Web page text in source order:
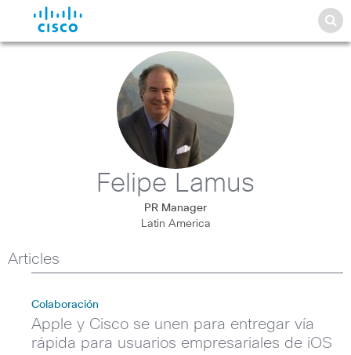
Felipe Lamus
PR Manager
Latin America
Articles
Colaboración
Apple y Cisco se unen para entregar vía
rápida para usuarios empresariales de iOS